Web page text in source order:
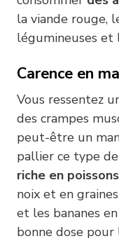
la viande rouge,
légumineuses et
Carence en
Vous ressentez
des crampes
peut-être un
pallier ce type
riche en poissons
noix et en
et les bananes
bonne dose